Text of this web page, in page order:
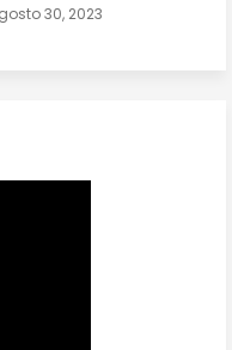
30, 2023